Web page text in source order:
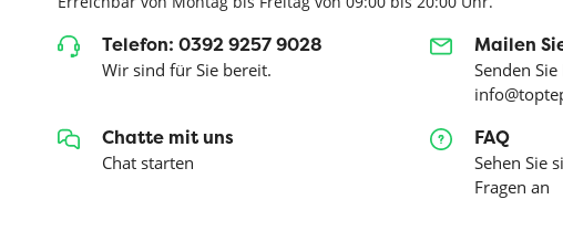
Telefon: 0392 9257 9028
Wir sind für Sie bereit.
Mailen
Senden
Chatte mit uns
Chat starten
FAQ
Sehen Sie
Fragen an